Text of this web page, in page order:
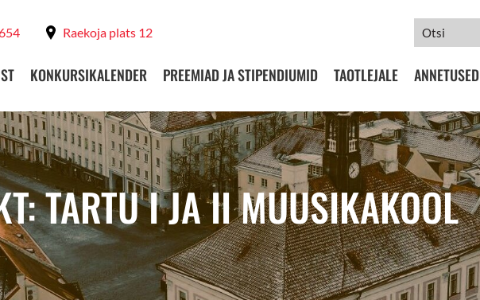
Raekoja plats 12
KONKURSIKALENDER PREEMIAD JA STIPENDIUMID TAOTLEJALE ANNETUSED
TARTU I JA II MUUSIKAKOOL